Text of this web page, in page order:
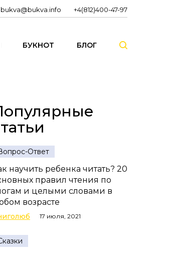
bukva@bukva.info +4(812)400-47-97
БУКНОТ БЛОГ
Ответ
научить ребенка читать? 20
правил чтения по
и целыми словами в
возрасте
17 июля, 2021